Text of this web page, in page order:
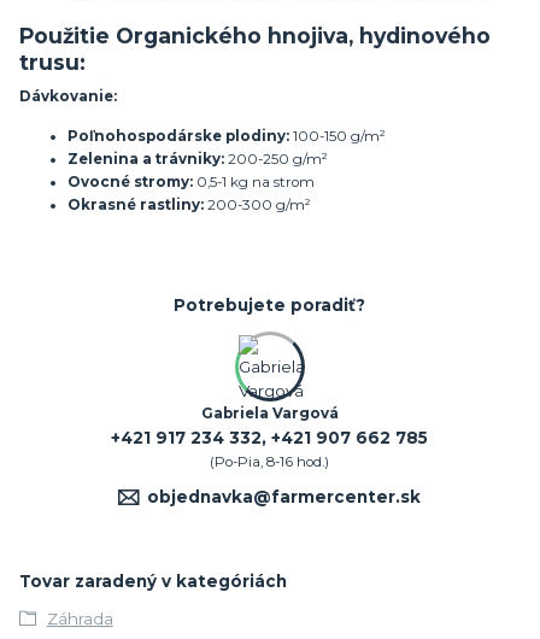
Použitie Organického hnojiva, hydinového
trusu:
Dávkovanie:
Poľnohospodárske plodiny: 100-150 g/m²
Zelenina a trávniky: 200-250 g/m²
Ovocné stromy: 0,5-1 kg na strom
Okrasné rastliny: 200-300 g/m²
Potrebujete poradiť?
Gabriela Vargová
+421 917 234 332, +421 907 662 785
(Po-Pia, 8-16 hod.)
objednavka@farmercenter.sk
Tovar zaradený v kategóriách
Záhrada